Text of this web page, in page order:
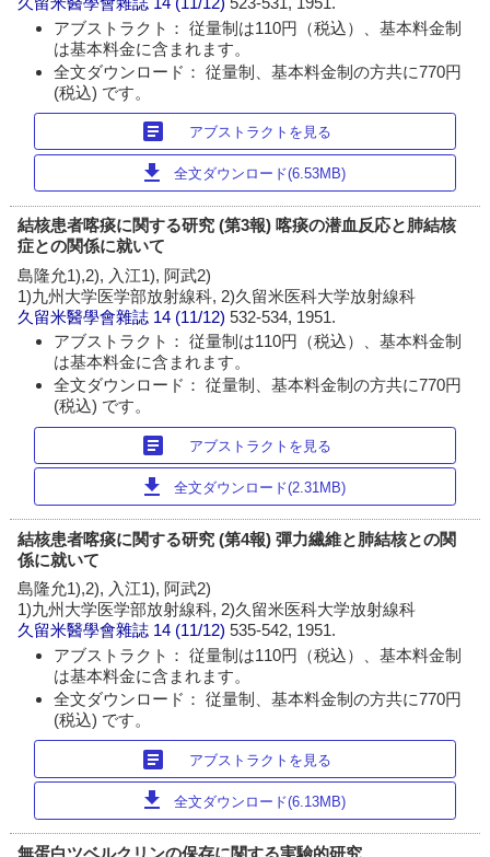
アブストラクト： 従量制は110円（税込）、基本料金制
は基本料金に含まれます。
全文ダウンロード： 従量制、基本料金制の方共に770円
(税込) です。
article アブストラクトを見る
download 全文ダウンロード(6.53MB)
結核患者喀痰に関する研究 (第3報) 喀痰の潜血反応と肺結核
症との関係に就いて
島隆允1),2), 入江1), 阿武2)
1)九州大学医学部放射線科, 2)久留米医科大学放射線科
久留米醫學會雜誌 14 (11/12)532-534, 1951.
アブストラクト： 従量制は110円（税込）、基本料金制
は基本料金に含まれます。
全文ダウンロード： 従量制、基本料金制の方共に770円
(税込) です。
article アブストラクトを見る
download 全文ダウンロード(2.31MB)
結核患者喀痰に関する研究 (第4報) 彈力繊維と肺結核との関
係に就いて
島隆允1),2), 入江1), 阿武2)
1)九州大学医学部放射線科, 2)久留米医科大学放射線科
久留米醫學會雜誌 14 (11/12)535-542, 1951.
アブストラクト： 従量制は110円（税込）、基本料金制
は基本料金に含まれます。
全文ダウンロード： 従量制、基本料金制の方共に770円
(税込) です。
article アブストラクトを見る
download 全文ダウンロード(6.13MB)
無蛋白ツベルクリンの保存に関する実驗的研究